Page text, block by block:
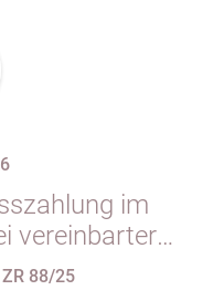
im
vereinbarter
88/25